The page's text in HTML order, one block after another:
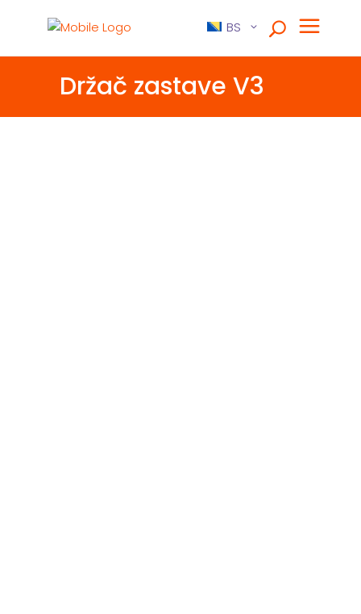
BS
Držač zastave V3